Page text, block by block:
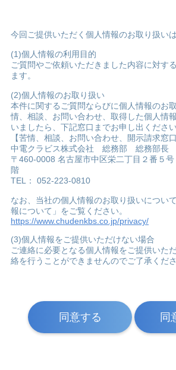
今回ご提供いただく個人情報のお取り扱い
(1)個人情報の利用目的
ご質問やご依頼いただきました内容に対す
ます。
(2)個人情報のお取り扱い
本件に関するご質問ならびに個人情報のお
情、相談、お問い合わせ、取得した個人情
いましたら、下記窓口までお申し出ください
【苦情、相談、お問い合わせ、開示請求窓
中電クラビス株式会社 総務部 総務部長
〒460-0008 名古屋市中区栄二丁目２番
階
TEL： 052-223-0810
なお、当社の個人情報のお取り扱いについ
報について」をご覧ください。
https://www.chudenkbs.co.jp/privacy/
(3)個人情報をご提供いただけない場合
ご連絡に必要となる個人情報をご提供いた
絡を行うことができませんのでご了承くださ